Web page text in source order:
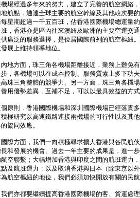
場經過多年來的努力，建立了完善的航空網絡
航點，通達全球主要的航空幹線及其他較次要
星期超過一千五百班，佔香港國際機場總運量
，香港亦是區內往來澳紐及歐洲的主要空運交
廣泛的服務選擇，是位居國際前列的航空樞紐
展上維持領導地位。
方面，珠三角各機場距離接近，業務上難免
，各機場可以在成本控制、服務質素上多下功
珠三角整體的競爭力。另一方面，珠三角各機
用優勢差異，互補不足，可以以最具效益的方
則，香港國際機場和深圳國際機場已經落實
積極研究以高速鐵路連接兩機場的可行性以及其
協同效應。
方面，我們一向積極尋求擴大香港與各民航
和發展的機會。過去一年主要的成果是，進一
空聯繫；大幅增加香港與印度之間的航班運力
及航班運力；以及取消香港與日本（除東京以
航空樞紐的地位，我們必須加快開放有關的民航
亦都要繼續提高香港國際機場的客、貨運處理